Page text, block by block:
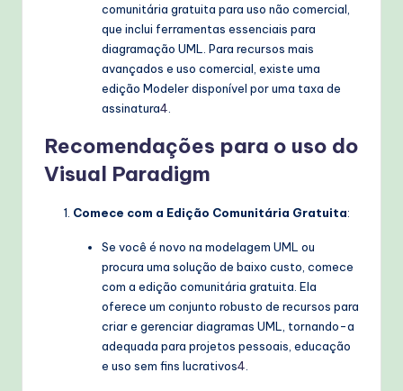
comunitária gratuita para uso não comercial,
que inclui ferramentas essenciais para
diagramação UML. Para recursos mais
avançados e uso comercial, existe uma
edição Modeler disponível por uma taxa de
assinatura4
Recomendações para o uso do
Visual Paradigm
Comece com a Edição Comunitária Gratuita:
Se você é novo na modelagem UML ou
procura uma solução de baixo custo, comece
com a edição comunitária gratuita. Ela
oferece um conjunto robusto de recursos para
criar e gerenciar diagramas UML, tornando-a
adequada para projetos pessoais, educação
e uso sem fins lucrativos4